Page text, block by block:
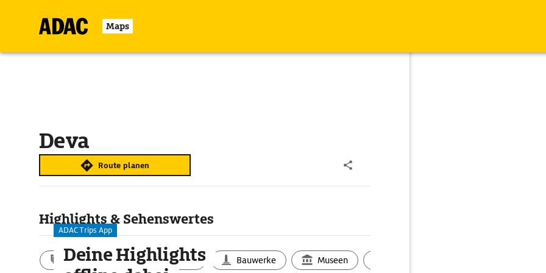
Maps
Deva
Route planen
Highlights & Sehenswertes
Aktivitäten Landschaft Bauwerke Museen
ADAC Trips App
Deine Highlights